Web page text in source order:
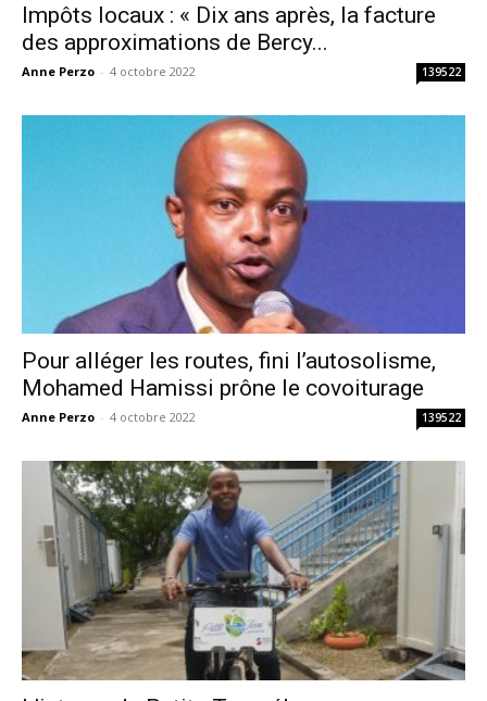
Impôts locaux : « Dix ans après, la facture
des approximations de Bercy...
Anne Perzo - 4 octobre 2022 139522
Pour alléger les routes, fini l’autosolisme,
Mohamed Hamissi prône le covoiturage
Anne Perzo - 4 octobre 2022 139522